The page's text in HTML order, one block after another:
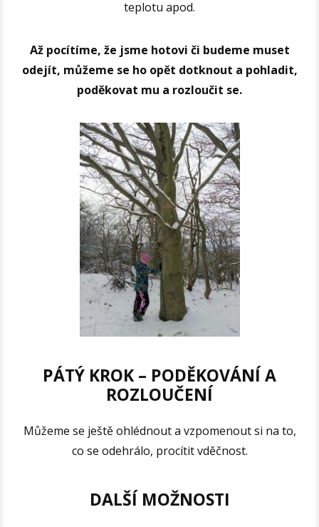
teplotu apod.
Až pocítíme, že jsme hotovi či budeme muset
odejít, můžeme se ho opět dotknout a pohladit,
poděkovat mu a rozloučit se.
PÁTÝ KROK – PODĚKOVÁNÍ A
ROZLOUČENÍ
Můžeme se ještě ohlédnout a vzpomenout si na to,
co se odehrálo, procítit vděčnost.
DALŠÍ MOŽNOSTI